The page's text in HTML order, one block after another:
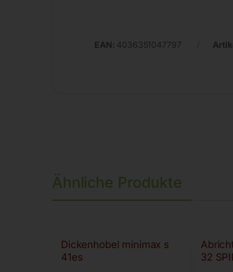
EAN: 4036351047797
Ähnliche Produkte
Dickenhobel minimax s
41es
32